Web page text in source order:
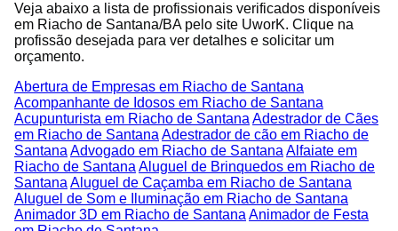
Veja abaixo a lista de profissionais verificados disponíveis
em Riacho de Santana/BA pelo site UworK. Clique na
profissão desejada para ver detalhes e solicitar um
orçamento.
Abertura de Empresas em Riacho de Santana
Acompanhante de Idosos em Riacho de Santana
Acupunturista em Riacho de Santana Adestrador de Cães
em Riacho de Santana Adestrador de cão em Riacho de
Santana Advogado em Riacho de Santana Alfaiate em
Riacho de Santana Aluguel de Brinquedos em Riacho de
Santana Aluguel de Caçamba em Riacho de Santana
Aluguel de Som e Iluminação em Riacho de Santana
Animador 3D em Riacho de Santana Animador de Festa